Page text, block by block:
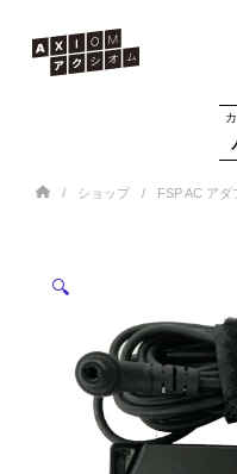
Home
/ ショップ / FSP AC ア
🔍